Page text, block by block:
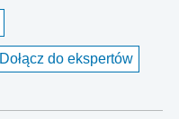
Dołącz do ekspertów